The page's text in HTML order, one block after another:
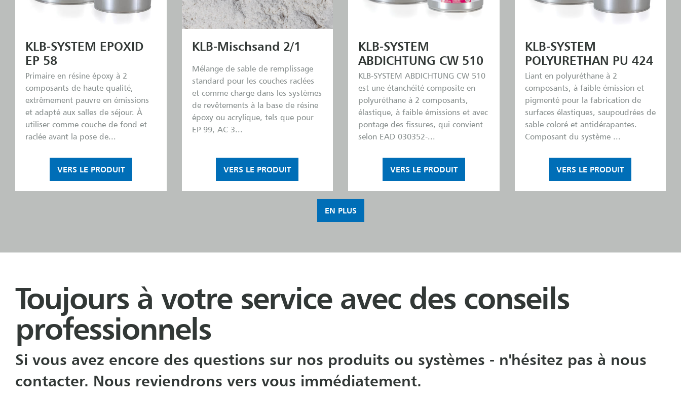
KLB-SYSTEM EPOXID
EP 58
Primaire en résine époxy à 2
composants de haute qualité,
extrêmement pauvre en émissions
et adapté aux salles de séjour. À
utiliser comme couche de fond et
raclée avant la pose de...
VERS LE PRODUIT
KLB-Mischsand 2/1
Mélange de sable de remplissage
standard pour les couches raclées
et comme charge dans les systèmes
de revêtements à la base de résine
époxy ou acrylique, tels que pour
EP 99, AC 3...
VERS LE PRODUIT
KLB-SYSTEM
ABDICHTUNG CW 510
KLB-SYSTEM ABDICHTUNG CW 510
est une étanchéité composite en
polyuréthane à 2 composants,
élastique, à faible émissions et avec
pontage des fissures, qui convient
selon EAD 030352-...
VERS LE PRODUIT
KLB-SYSTEM
POLYURETHAN PU 424
Liant en polyuréthane à 2
composants, à faible émission et
pigmenté pour la fabrication de
surfaces élastiques, saupoudrées de
sable coloré et antidérapantes.
Composant du système ...
VERS LE PRODUIT
EN PLUS
Toujours à votre service avec des conseils
professionnels
Si vous avez encore des questions sur nos produits ou systèmes - n'hésitez pas à nous
contacter. Nous reviendrons vers vous immédiatement.